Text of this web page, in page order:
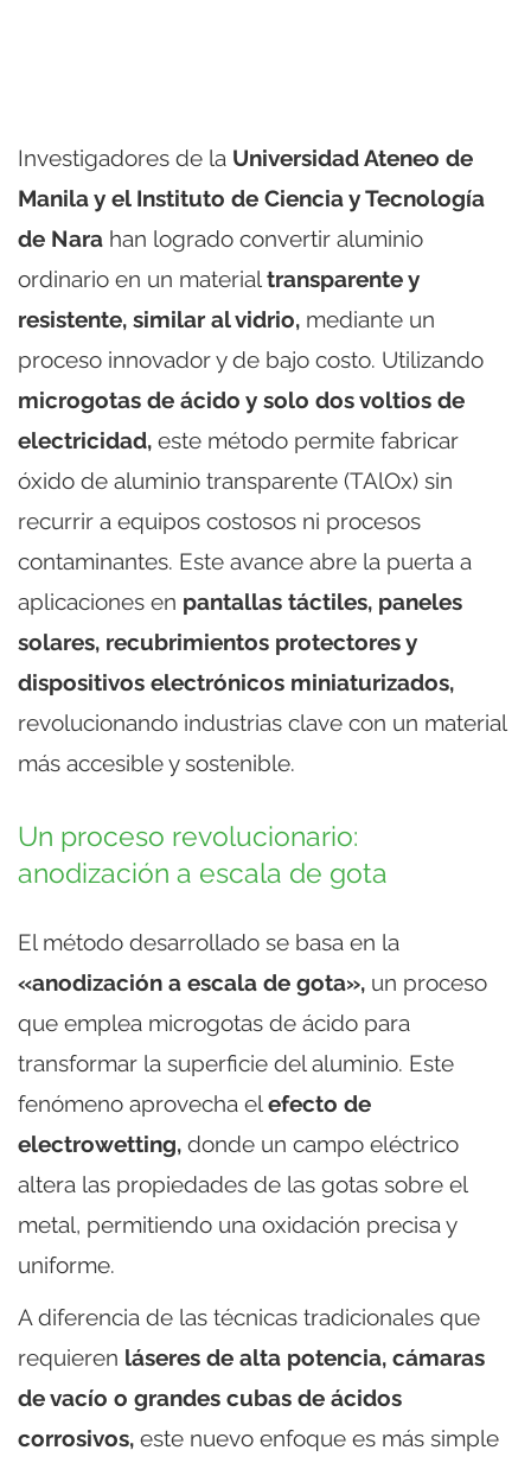
Investigadores de la Universidad Ateneo de
Manila y el Instituto de Ciencia y Tecnología
de Nara han logrado convertir aluminio
ordinario en un materialtransparente y
resistente, similar al vidrio, mediante un
proceso innovador y de bajo costo. Utilizando
microgotas de ácido y solo dos voltios de
electricidad, este método permite fabricar
óxido de aluminio transparente (TAlOx) sin
recurrir a equipos costosos ni procesos
contaminantes. Este avance abre la puerta a
aplicaciones en pantallas táctiles, paneles
solares, recubrimientos protectores y
dispositivos electrónicos miniaturizados,
revolucionando industrias clave con un material
más accesible y sostenible.
Un proceso revolucionario:
anodización a escala de gota
El método desarrollado se basa en la
«anodización a escala de gota», un proceso
que emplea microgotas de ácido para
transformar la superficie del aluminio. Este
fenómeno aprovecha elefecto de
electrowetting, donde un campo eléctrico
altera las propiedades de las gotas sobre el
metal, permitiendo una oxidación precisa y
uniforme.
A diferencia de las técnicas tradicionales que
requieren láseres de alta potencia, cámaras
de vacío o grandes cubas de ácidos
corrosivos, este nuevo enfoque es más simple